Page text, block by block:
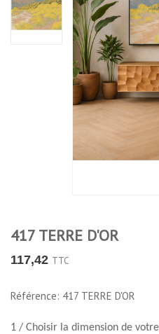
417 TERRE D'OR
117,42 TTC
Référence: 417 TERRE D'OR
1 / Choisir la dimension de